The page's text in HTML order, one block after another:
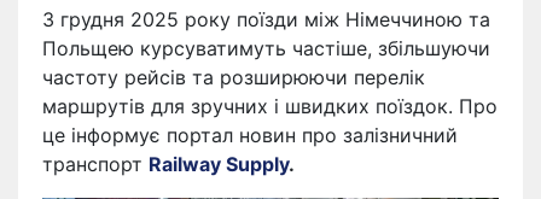
З грудня 2025 року поїзди між Німеччиною та
Польщею курсуватимуть частіше, збільшуючи
частоту рейсів та розширюючи перелік
маршрутів для зручних і швидких поїздок. Про
це інформує портал новин про залізничний
транспорт Railway Supply.